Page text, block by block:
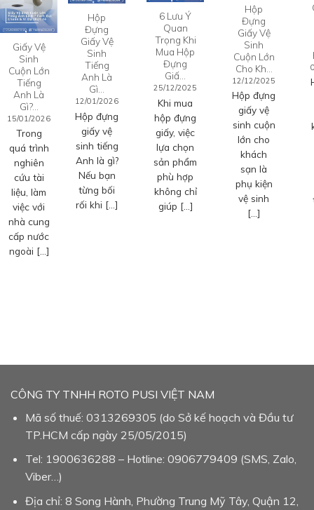
Giấy Vệ
Sinh
Cuộn Lớn
Tiếng
Anh Là
Gì?…
15/01/2026
Trong
quá trình
nghiên
cứu tài
liệu, làm
việc với
nhà cung
cấp nước
ngoài […]
Hộp
Đựng
Giấy Vệ
Sinh
Tiếng
Anh Là
Gì…
12/01/2026
Hộp đựng
giấy vệ
sinh tiếng
Anh là gì?
Nếu bạn
từng bối
rối khi […]
6 Lưu Ý
Quan
Trọng Khi
Mua Hộp
Đựng
Giấ…
25/12/2025
Khi mua
hộp đựng
giấy, việc
lựa chọn
sản phẩm
phù hợp
không chỉ
giúp […]
Hộp
Đựng
Giấy Vệ
Sinh
Cuộn Lớn
Cho Kh…
12/12/2025
Hộp đựng
giấy vệ
sinh cuộn
lớn cho
khách
sạn là
phụ kiện
vệ sinh
[…]
CÔNG TY TNHH ROTO PUSI VIỆT NAM
Mã số thuế: 0313269305 (do Sở kế hoạch và Đầu tư
TP.HCM cấp ngày 25/05/2015)
Tel: 1900636288 – Hotline: 0906779409 (SMS, Zalo,
Viber…)
Địa chỉ: 8 Song Hành, Phường Trung Mỹ Tây, Quận 12,